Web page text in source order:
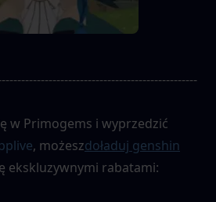
w Primogems i wyprzedzić
, możeszdoładuj genshin
ekskluzywnymi rabatami: